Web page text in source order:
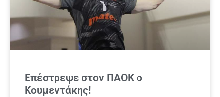
Επέστρεψε στον ΠΑΟΚ ο
Κουμεντάκης!